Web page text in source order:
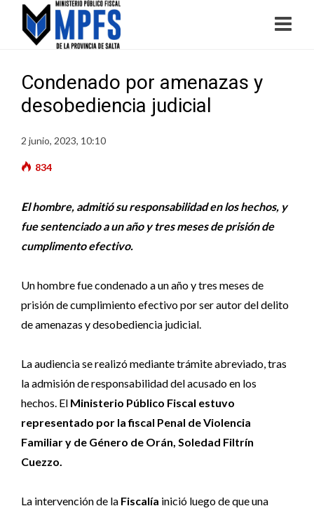
Condenado por amenazas y
desobediencia judicial
2 junio, 2023, 10:10
834
El hombre, admitió su responsabilidad en los hechos, y
fue sentenciado a un año y tres meses de prisión de
cumplimento efectivo.
Un hombre fue condenado a un año y tres meses de
prisión de cumplimiento efectivo por ser autor del delito
de amenazas y desobediencia judicial.
La audiencia se realizó mediante trámite abreviado, tras
la admisión de responsabilidad del acusado en los
hechos. El Ministerio Público Fiscal estuvo
representado por la fiscal Penal de Violencia
Familiar y de Género de Orán, Soledad Filtrín
Cuezzo.
La intervención de la Fiscalía inició luego de que una